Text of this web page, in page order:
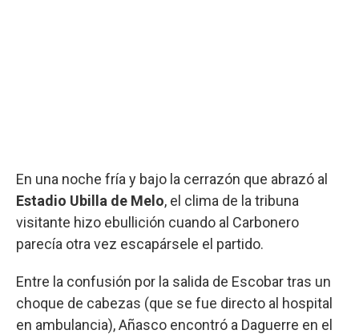
En una noche fría y bajo la cerrazón que abrazó al
Estadio Ubilla de Melo, el clima de la tribuna
visitante hizo ebullición cuando al Carbonero
parecía otra vez escapársele el partido.
Entre la confusión por la salida de Escobar tras un
choque de cabezas (que se fue directo al hospital
en ambulancia), Añasco encontró a Daguerre en el